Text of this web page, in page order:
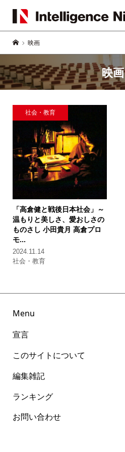
映画
映画
社会・教育
「高倉健と戦後日本社会」 ～
温もりと美しさ、愛おしさの
ものさし 小田貴月 高倉プロ
モ...
2024.11.14
社会・教育
Menu
宣言
このサイトについて
編集雑記
ランキング
お問い合わせ